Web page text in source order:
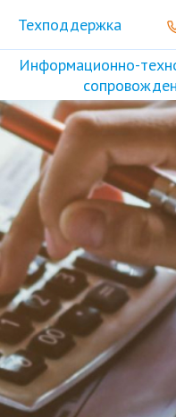
Техподдержка
Информационно-